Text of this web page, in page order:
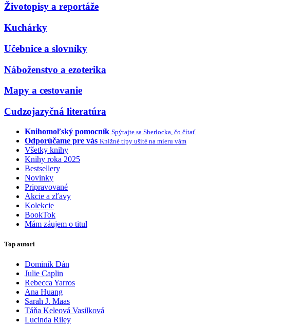
Životopisy a reportáže
Kuchárky
Učebnice a slovníky
Náboženstvo a ezoterika
Mapy a cestovanie
Cudzojazyčná literatúra
Knihomoľský pomocník Spýtajte sa Sherlocka, čo čítať
Odporúčame pre vás Knižné tipy ušité na mieru vám
Všetky knihy
Knihy roka 2025
Bestsellery
Novinky
Pripravované
Akcie a zľavy
Kolekcie
BookTok
Mám záujem o titul
Top autori
Dominik Dán
Julie Caplin
Rebecca Yarros
Ana Huang
Sarah J. Maas
Táňa Keleová Vasilková
Lucinda Riley